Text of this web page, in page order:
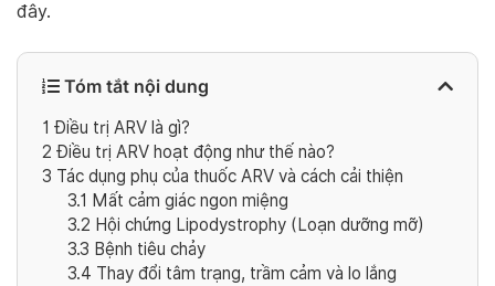
đây.
Tóm tắt nội dung
1 Điều trị ARV là gì?
2 Điều trị ARV hoạt động như thế nào?
3 Tác dụng phụ của thuốc ARV và cách cải thiện
3.1 Mất cảm giác ngon miệng
3.2 Hội chứng Lipodystrophy (Loạn dưỡng mỡ)
3.3 Bệnh tiêu chảy
3.4 Thay đổi tâm trạng, trầm cảm và lo lắng